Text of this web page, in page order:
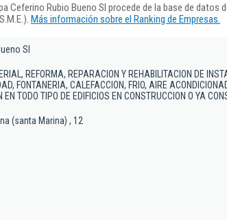
Ceferino Rubio Bueno Sl procede de la base de datos
Más información sobre el Ranking de Empresas.
Sl
REFORMA, REPARACION Y REHABILITACION DE
FONTANERIA, CALEFACCION, FRIO, AIRE
EN TODO TIPO DE EDIFICIOS EN CONSTRUCCION O YA
(santa Marina) , 12